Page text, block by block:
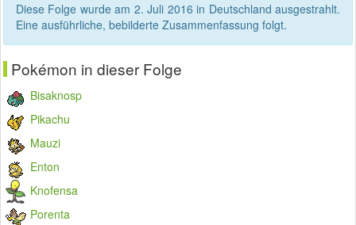
Diese Folge wurde am 2. Juli 2016 in Deutschland ausgestrahlt.
Eine ausführliche, bebilderte Zusammenfassung folgt.
Pokémon in dieser Folge
Bisaknosp
Pikachu
Mauzi
Enton
Knofensa
Porenta